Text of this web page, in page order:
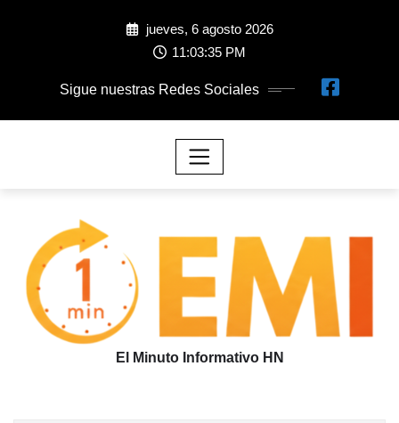
jueves, 6 agosto 2026
11:03:36 PM
Sigue nuestras Redes Sociales
El Minuto Informativo HN